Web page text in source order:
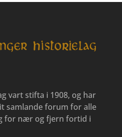
vart stifta i 1908, og har
samlande forum for alle
for nær og fjern fortid i